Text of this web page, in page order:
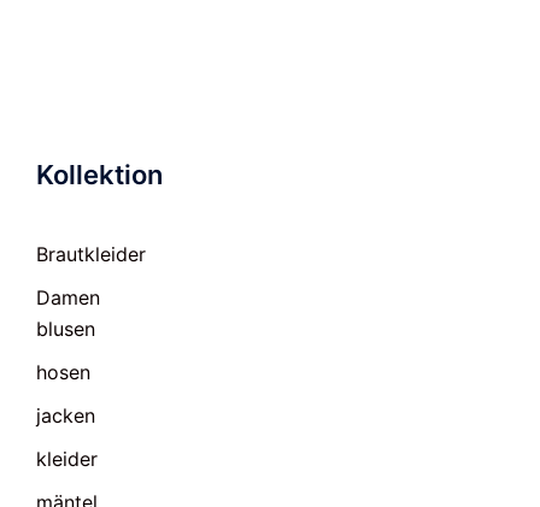
Kollektion
Brautkleider
Damen
blusen
hosen
jacken
kleider
mäntel